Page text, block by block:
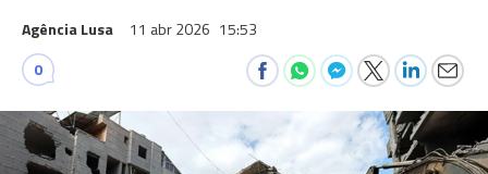
Agência Lusa 11 abr 2026 15:53
0